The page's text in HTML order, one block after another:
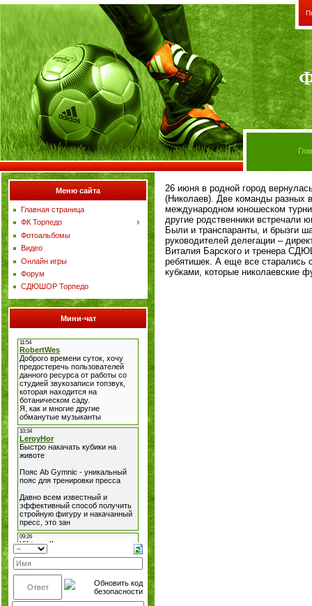
Меню сайта
Главная страница
ФК Торпедо
Фотоальбомы
Видео
Онлайн игры
Форум
СДЮШОР Торпедо
Мини-чат
26 июня в родной город
(Николаев). Две команды разных
международном юношеском
другие родственники встречали
Были и транспаранты, и брызги
руководителей делегации –
Виталия Барского и тренера
ребятишек. А еще все старались
кубками, которые николаевские